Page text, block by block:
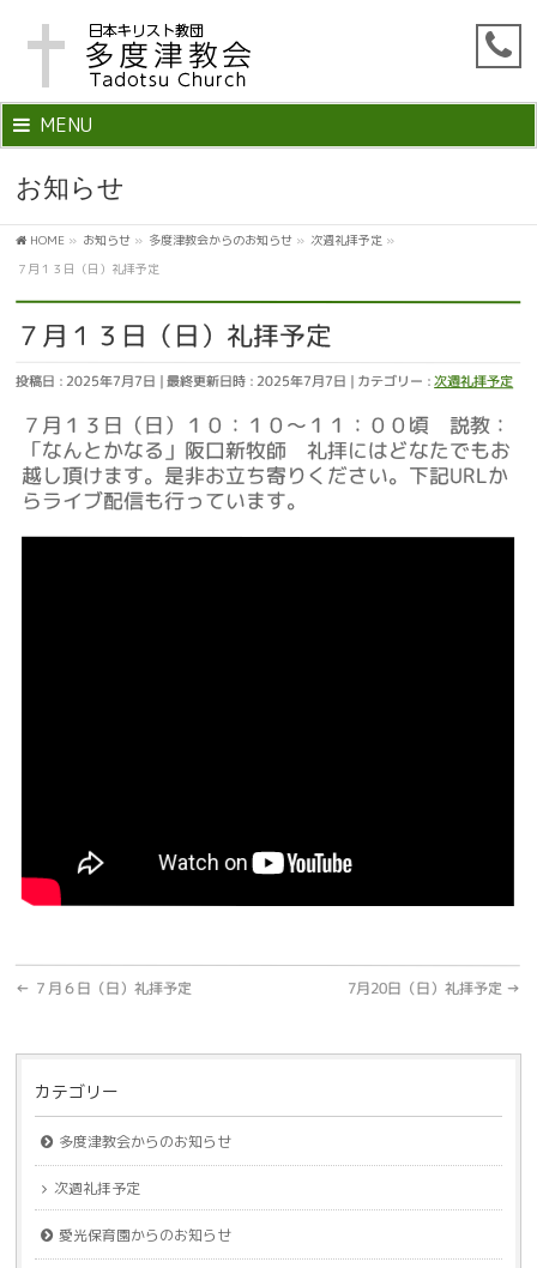
MENU
お知らせ
HOME » お知らせ » 多度津教会からのお知らせ » 次週礼拝予定 »
７月１３日（日）礼拝予定
７月１３日（日）礼拝予定
投稿日 : 2025年7月7日 最終更新日時 : 2025年7月7日 カテゴリー :次週礼拝予定
７月１３日（日）１０：１０～１１：００頃 説教：
「なんとかなる」阪口新牧師 礼拝にはどなたでもお
越し頂けます。是非お立ち寄りください。下記URLか
らライブ配信も行っています。
← ７月６日（日）礼拝予定 7月20日（日）礼拝予定 →
カテゴリー
多度津教会からのお知らせ
次週礼拝予定
愛光保育園からのお知らせ